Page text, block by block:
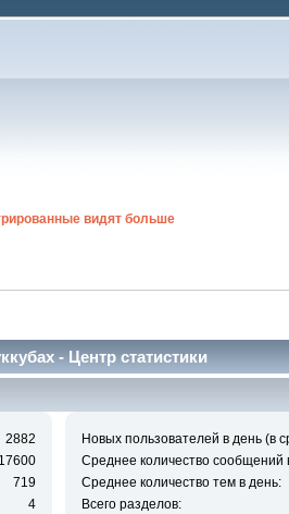
видят больше
- Центр статистики
2882
17600
719
4
Новых пользователей в день (в
Среднее количество сообщений
Среднее количество тем в день:
Всего разделов: